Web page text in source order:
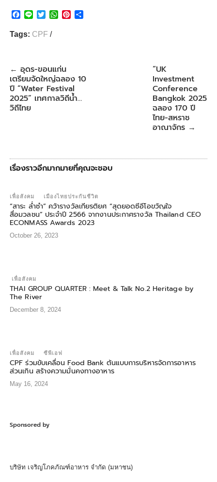
c
e
o
k
n
i
r
W
p
p
s
t
Tags: CPF /
← อุดร-ขอนแก่น
เตรียมจัดใหญ่ฉลอง 10
ปี “Water Festival
2025” เทศกาลวิถีน้ำ…
วิถีไทย
“UK
Investment
Conference
Bangkok 2025
ฉลอง 170 ปี
ไทย-สหราช
อาณาจักร →
เรื่องราวอีกมากมายที่คุณจะชอบ
เพื่อสังคม เมืองไทยประกันชีวิต
“สาระ ล่ำซำ” คว้ารางวัลเกียรติยศ “สุดยอดซีอีโอขวัญใจ
สื่อมวลชน” ประจำปี 2566 จากงานประกาศรางวัล Thailand CEO
ECONMASS Awards 2023
October 26, 2023
เพื่อสังคม
THAI GROUP QUARTER : Meet & Talk No.2 Heritage by
The River
December 8, 2024
เพื่อสังคม ซีพีเอฟ
CPF ร่วมขับเคลื่อน Food Bank ต้นแบบการบริหารจัดการอาหาร
ส่วนเกิน สร้างความมั่นคงทางอาหาร
May 16, 2024
Sponsored by
บริษัท เจริญโภคภัณฑ์อาหาร จำกัด (มหาชน)